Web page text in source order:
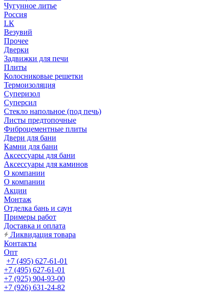
Чугунное литье
Россия
LК
Везувий
Прочее
Дверки
Задвижки для печи
Плиты
Колосниковые решетки
Термоизоляция
Суперизол
Суперсил
Стекло напольное (под печь)
Листы предтопочные
Фиброцементные плиты
Двери для бани
Камни для бани
Аксессуары для бани
Аксессуары для каминов
О компании
О компании
Акции
Монтаж
Отделка бань и саун
Примеры работ
Доставка и оплата
Ликвидация товара
Контакты
Опт
+7 (495) 627-61-01
+7 (495) 627-61-01
+7 (925) 904-93-00
+7 (926) 631-24-82